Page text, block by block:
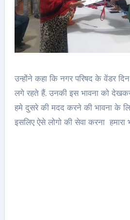
उन्होंने कहा कि नगर परिषद के वेंडर
लगे रहते हैं. उनकी इस भावना को देखकर
हमे दुसरे की मदद करने की भावना के
इसलिए ऐसे लोगो की सेवा करना हमारा